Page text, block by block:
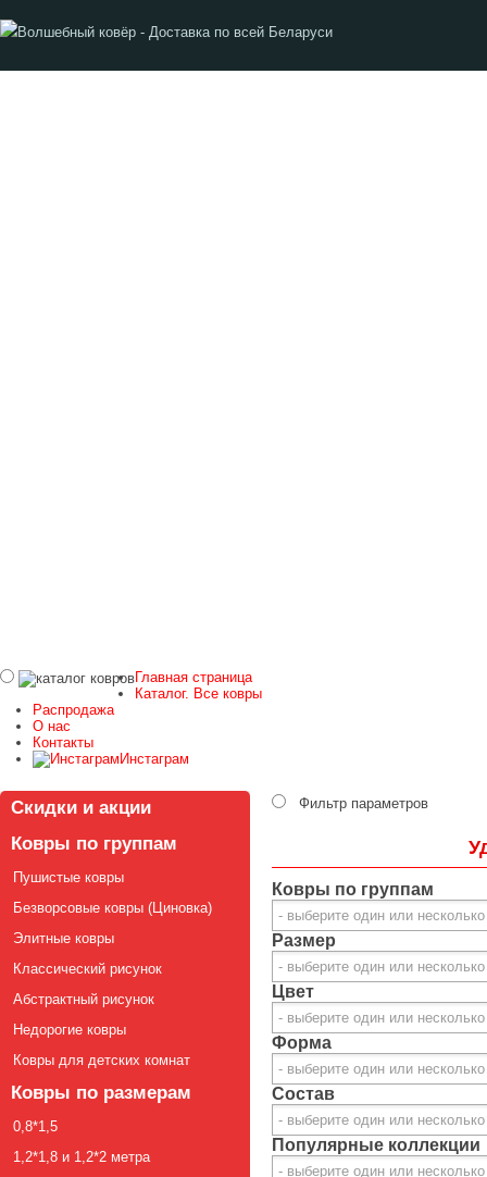
Главная страница
Каталог. Все ковры
Распродажа
О нас
Контакты
Инстаграм
Скидки и акции
Ковры по группам
Пушистые ковры
Безворсовые ковры (Циновка)
Элитные ковры
Классический рисунок
Абстрактный рисунок
Недорогие ковры
Ковры для детских комнат
Ковры по размерам
0,8*1,5
1,2*1,8 и 1,2*2 метра
Фильтр параметров
Ковры по группам
Размер
Цвет
Форма
Состав
Популярные коллекции